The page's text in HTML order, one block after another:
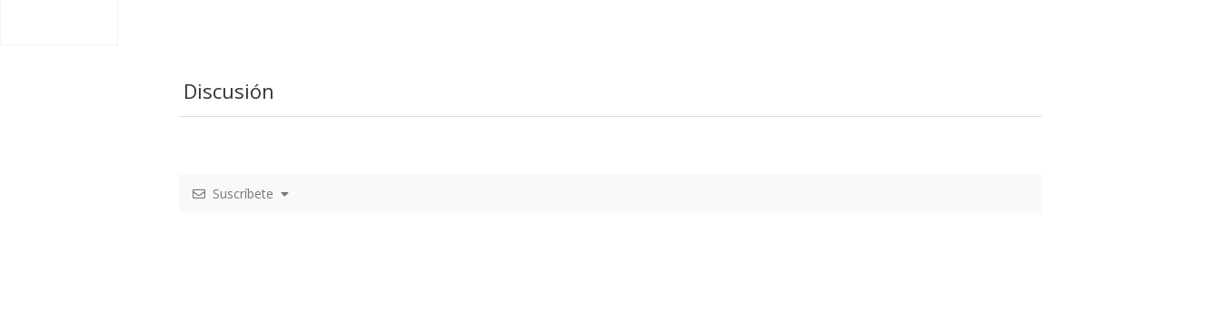
Discusión
Suscríbete